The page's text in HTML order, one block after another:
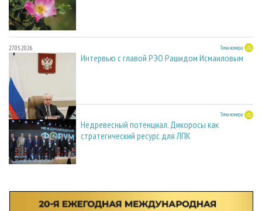
27.05.2026 Тема номера
Интервью с главой РЭО Рашидом Исмаиловым
27.05.2026 Тема номера
Недревесный потенциал. Дикоросы как
стратегический ресурс для ЛПК